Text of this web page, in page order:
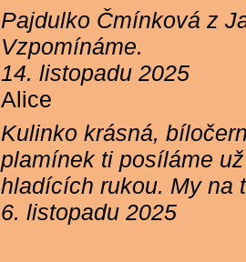
Pajdulko Čmínková z
Vzpomínáme.
14. listopadu 2025
Alice
Kulinko krásná,
plamínek ti posíláme
hladících rukou. My na
6. listopadu 2025